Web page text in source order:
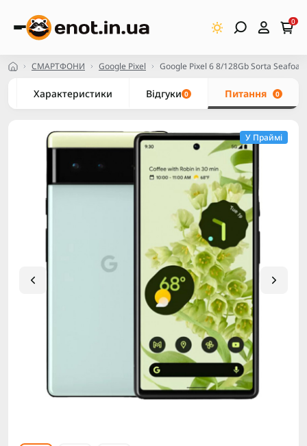
0
СМАРТФОНИ Google Pixel Google Pixel 6 8/128Gb Sorta Seafoam
Характеристики Відгуки 0 Питання 0
У Праймі